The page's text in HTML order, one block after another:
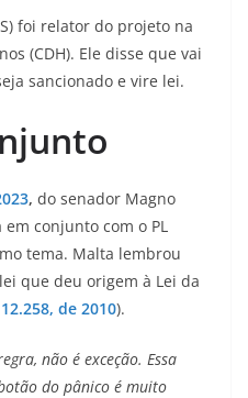
foi relator do projeto na
(CDH). Ele disse que vai
sancionado e vire lei.
, do senador Magno
em conjunto com o PL
tema. Malta lembrou
que deu origem à Lei da
de 2010).
não é exceção. Essa
do pânico é muito